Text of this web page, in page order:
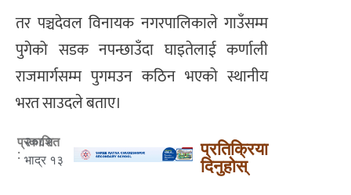
तर पञ्चदेवल विनायक नगरपालिकाले गाउँसम्म
पुगेको सडक नपन्छाउँदा घाइतेलाई कर्णाली
राजमार्गसम्म पुगमउन कठिन भएको स्थानीय
भरत साउदले बताए।
प्रकाशित
:
२०८२
भाद्र १३
प्रतिक्रिया
दिनुहोस्